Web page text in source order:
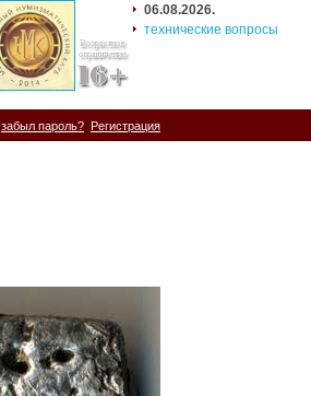
06.08.2026.
технические вопросы
забыл пароль? Регистрация